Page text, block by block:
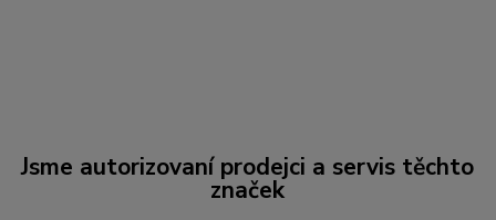
Jsme autorizovaní prodejci a servis těchto
značek